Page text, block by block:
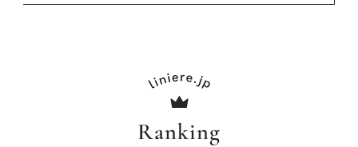
Ranking